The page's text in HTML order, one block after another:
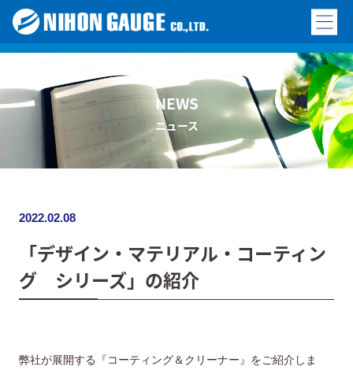
NEWS
ニュース
2022.02.08
「デザイン・マテリアル・コーティン
グ シリーズ」の紹介
弊社が展開する『コーティング＆クリーナー』をご紹介しま